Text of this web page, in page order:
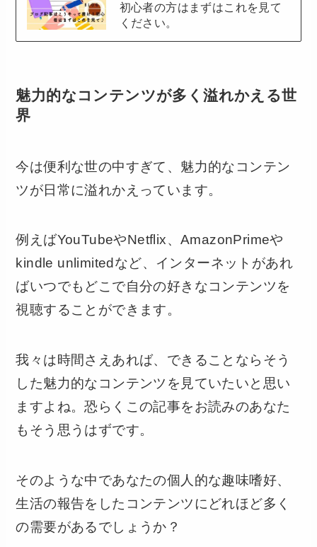
初心者の方はまずはこれを見て
ください。
魅力的なコンテンツが多く溢れかえる世
界
今は便利な世の中すぎて、魅力的なコンテン
ツが日常に溢れかえっています。
例えばYouTubeやNetflix、AmazonPrimeや
kindle unlimitedなど、インターネットがあれ
ばいつでもどこで自分の好きなコンテンツを
視聴することができます。
我々は時間さえあれば、できることならそう
した魅力的なコンテンツを見ていたいと思い
ますよね。恐らくこの記事をお読みのあなた
もそう思うはずです。
そのような中であなたの個人的な趣味嗜好、
生活の報告をしたコンテンツにどれほど多く
の需要があるでしょうか？